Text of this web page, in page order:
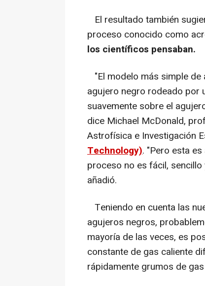
El resultado también
proceso conocido como
los científicos pensaban.
"El modelo más simple
agujero negro rodeado por
suavemente sobre el
dice Michael McDonald,
Astrofísica e Investigación
Technology). "Pero esta
proceso no es fácil,
añadió.
Teniendo en cuenta las
agujeros negros,
mayoría de las veces, es
constante de gas caliente
rápidamente grumos de